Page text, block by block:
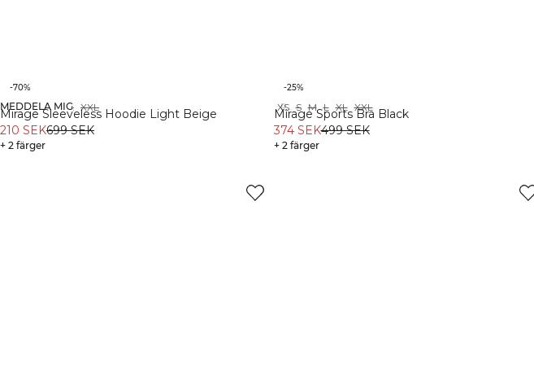
Organic
-70%
XS S M L XL XXL
MEDDELA MIG
Mirage Sleeveless Hoodie Light Beige
210 SEK699 SEK
+ 2 färger
Recycled
-25%
XS S M L XL XXL
Mirage Sports Bra Black
374 SEK499 SEK
+ 2 färger